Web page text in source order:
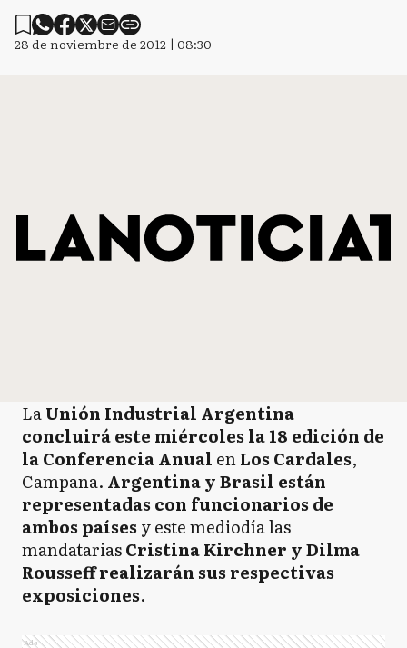
28 de noviembre de 2012 | 08:30
LaUnión Industrial Argentina
concluirá este miércoles la 18 edición de
la Conferencia Anual enLos Cardales,
Campana. Argentina y Brasil están
representadas con funcionarios de
ambos países y este mediodía las
mandatariasCristina Kirchner y Dilma
Rousseff realizarán sus respectivas
exposiciones.
Ads